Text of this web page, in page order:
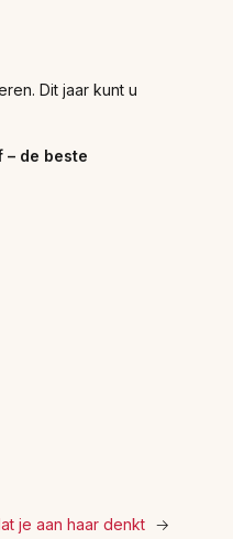
Dit jaar kunt u
de beste
je aan haar denkt →